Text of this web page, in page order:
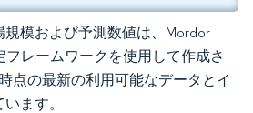
模および予測数値は、Mordor
フレームワークを使用して作成さ
点の最新の利用可能なデータとイ
ます。